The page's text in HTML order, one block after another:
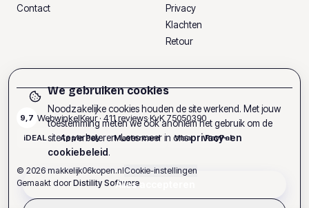
Contact
Privacy
Klachten
Retour
9,7 WebwinkelKeur · 411reviews·KvK75050390
iDEAL Apple Pay Mastercard Visa PayPal
© 2026 makkelijk06kopen.nlCookie-instellingen
Gemaakt door Distility Software
We gebruiken cookies
Noodzakelijke cookies houden de site werkend. Met jouw
toestemming meten we ook anoniem het gebruik om de
site te verbeteren. Lees meer in onsprivacy- en
cookiebeleid.
Alles accepteren